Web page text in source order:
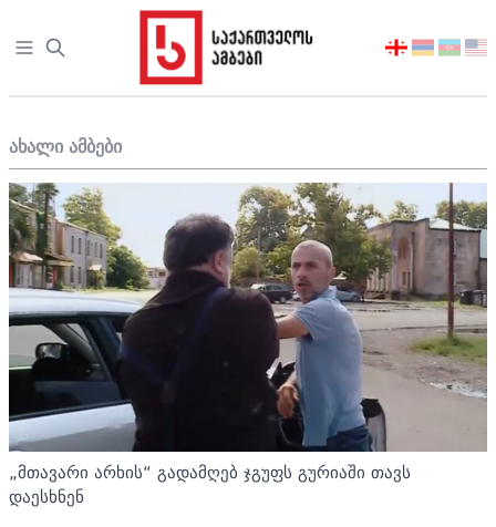
Open sidebar
აირჩიეთ
ახალი ამბები
„მთავარი არხის“ გადამღებ ჯგუფს გურიაში თავს
დაესხნენ